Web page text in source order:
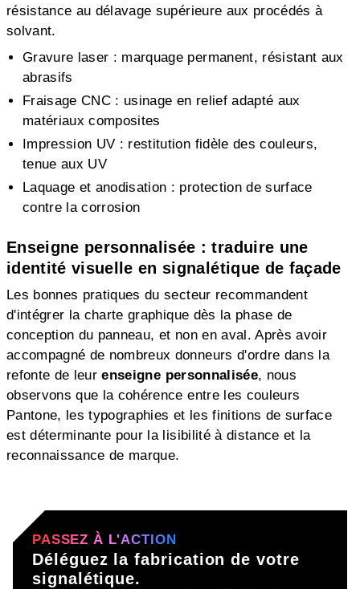
résistance au délavage supérieure aux procédés à
solvant.
Gravure laser : marquage permanent, résistant aux
abrasifs
Fraisage CNC : usinage en relief adapté aux
matériaux composites
Impression UV : restitution fidèle des couleurs,
tenue aux UV
Laquage et anodisation : protection de surface
contre la corrosion
Enseigne personnalisée : traduire une
identité visuelle en signalétique de façade
Les bonnes pratiques du secteur recommandent
d'intégrer la charte graphique dès la phase de
conception du panneau, et non en aval. Après avoir
accompagné de nombreux donneurs d'ordre dans la
refonte de leurenseigne personnalisée, nous
observons que la cohérence entre les couleurs
Pantone, les typographies et les finitions de surface
est déterminante pour la lisibilité à distance et la
reconnaissance de marque.
PASSEZ À L'ACTION
Déléguez la fabrication de votre
signalétique.